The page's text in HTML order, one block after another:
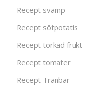
Recept svamp
Recept sötpotatis
Recept torkad frukt
Recept tomater
Recept Tranbär